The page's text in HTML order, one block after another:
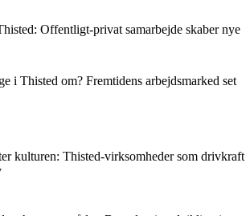
Offentligt-privat samarbejde skaber nye
i Thisted om? Fremtidens arbejdsmarked set
kulturen: Thisted-virksomheder som drivkraft